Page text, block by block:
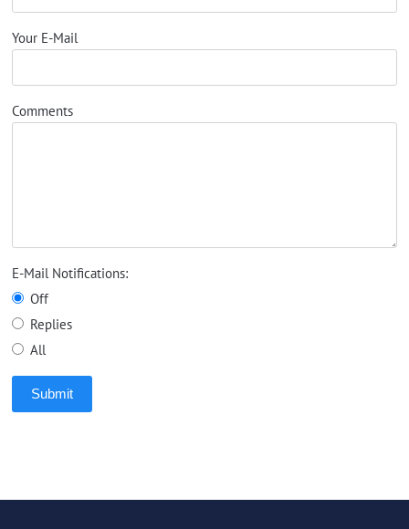
Your E-Mail
Comments
E-Mail Notifications:
Off
Replies
All
Submit